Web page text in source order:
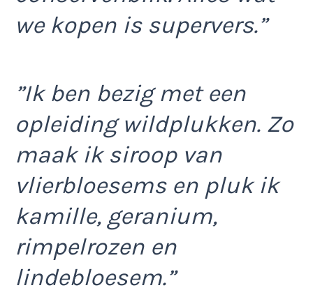
we kopen is supervers.”
”Ik ben bezig met een
opleiding wildplukken. Zo
maak ik siroop van
vlierbloesems en pluk ik
kamille, geranium,
rimpelrozen en
lindebloesem.”